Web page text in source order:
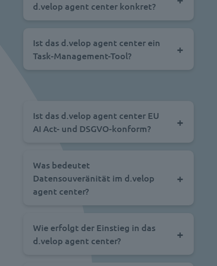
d.velop agent center konkret?
Ist das d.velop agent center ein
Task-Management-Tool?
Ist das d.velop agent center EU
AI Act- und DSGVO-konform?
Was bedeutet
Datensouveränität im d.velop
agent center?
Wie erfolgt der Einstieg in das
d.velop agent center?